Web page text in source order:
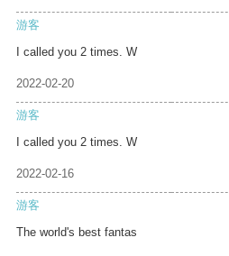
游客
I called you 2 times. W
2022-02-20
游客
I called you 2 times. W
2022-02-16
游客
The world's best fantas